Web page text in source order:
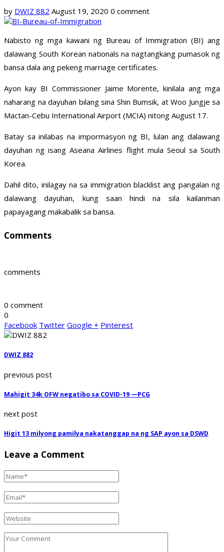
by DWIZ 882 August 19, 2020 0 comment
Nabisto ng mga kawani ng Bureau of Immigration (BI) ang
dalawang South Korean nationals na nagtangkang pumasok ng
bansa dala ang pekeng marriage certificates.
Ayon kay BI Commissioner Jaime Morente, kinilala ang mga
naharang na dayuhan bilang sina Shin Bumsik, at Woo Jungje sa
Mactan-Cebu International Airport (MCIA) nitong August 17.
Batay sa inilabas na impormasyon ng BI, lulan ang dalawang
dayuhan ng isang Aseana Airlines flight mula Seoul sa South
Korea.
Dahil dito, inilagay na sa immigration blacklist ang pangalan ng
dalawang dayuhan, kung saan hindi na sila kailanman
papayagang makabalik sa bansa.
Comments
comments
0 comment
0
Facebook Twitter Google + Pinterest
DWIZ 882
previous post
Mahigit 34k OFW negatibo sa COVID-19 —PCG
next post
Higit 13 milyong pamilya nakatanggap na ng SAP ayon sa DSWD
Leave a Comment